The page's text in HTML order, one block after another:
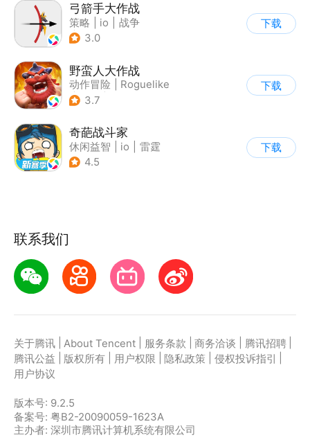
弓箭手大作战
策略 io
战争
| 非对称竞技
3.0
下载
野蛮人大作战
动作冒险
Roguelike
| 奇幻
3.7
下载
奇葩战斗家
休闲益智 io
雷霆
4.5
下载
联系我们
关于腾讯 About Tencent 服务条款 商务洽谈 腾讯招聘
腾讯公益
版权所有 用户权限 隐私政策 侵权投诉指引
用户协议
版本号: 9.2.5
备案号: 粤B2-20090059-1623A
主办者: 深圳市腾讯计算机系统有限公司